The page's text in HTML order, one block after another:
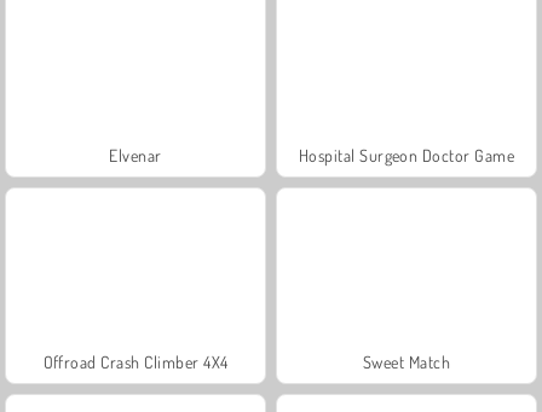
Elvenar Hospital Surgeon Doctor Game
Offroad Crash Climber 4X4 Sweet Match